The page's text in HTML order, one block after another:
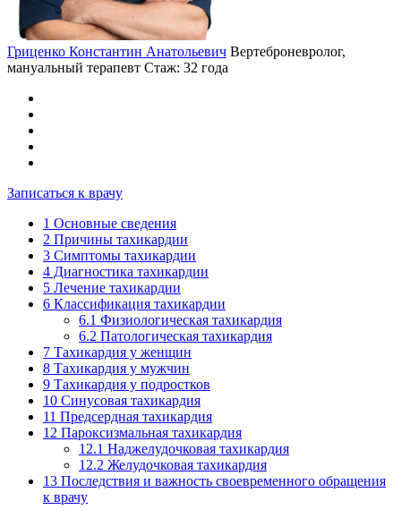
Гриценко Константин Анатольевич Вертеброневролог,
мануальный терапевт Стаж: 32 года
Записаться к врачу
1 Основные сведения
2 Причины тахикардии
3 Симптомы тахикардии
4 Диагностика тахикардии
5 Лечение тахикардии
6 Классификация тахикардии
6.1 Физиологическая тахикардия
6.2 Патологическая тахикардия
7 Тахикардия у женщин
8 Тахикардия у мужчин
9 Тахикардия у подростков
10 Синусовая тахикардия
11 Предсердная тахикардия
12 Пароксизмальная тахикардия
12.1 Наджелудочковая тахикардия
12.2 Желудочковая тахикардия
13 Последствия и важность своевременного обращения
к врачу